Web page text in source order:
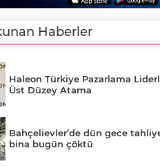
Haberler
Haleon Türkiye Pazarlama
Üst Düzey Atama
Bahçelievler’de dün gece
bina bugün çöktü